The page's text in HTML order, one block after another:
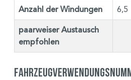
Anzahl der Windungen 6,5
paarweiser Austausch
empfohlen